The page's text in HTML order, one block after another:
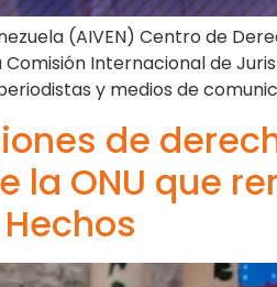
(AIVEN) Centro de
Comisión Internacional de
y medios de
de
la ONU que